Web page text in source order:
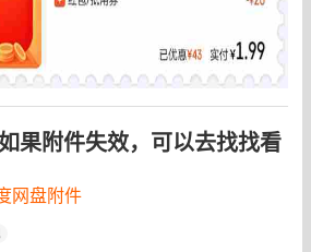
果附件失效，可以去找找看
网盘附件